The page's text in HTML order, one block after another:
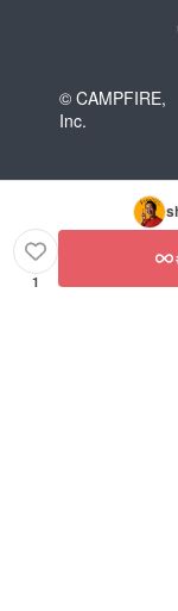
© CAMPFIRE,
Inc.
1